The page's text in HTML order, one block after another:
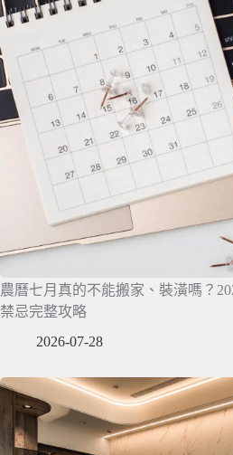
農曆七月真的不能搬家、裝潢嗎？
禁忌完整攻略
2026-07-28